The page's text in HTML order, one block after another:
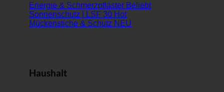
Energie & Schmerzpflaster
Sonnenschutz | LSF 30
Mückenstiche & Schutz
Haushalt